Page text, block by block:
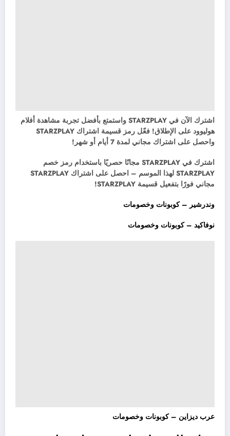
اشترك الآن في STARZPLAY واستمتع بأفضل تجربة مشاهدة أفلام
هوليوود على الإطلاق! فعّل رمز قسيمة اشتراك STARZPLAY
واحصل على اشتراك مجاني لمدة 7 أيام أو شهر!
اشترك في STARZPLAY مجانًا حصريًا باستخدام رمز خصم
STARZPLAY لهذا الموسم – احصل على اشتراك STARZPLAY
مجاني فورًا بتفعيل قسيمة STARZPLAY!
وندرشير – كوبونات وخصومات
نوفاكيد – كوبونات وخصومات
عرب ديزاين – كوبونات وخصومات